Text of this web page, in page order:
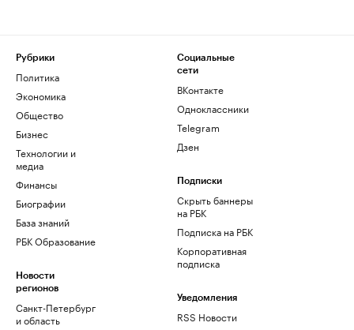
Рубрики
Политика
Экономика
Общество
Бизнес
Технологии и
медиа
Финансы
Биографии
База знаний
РБК Образование
Новости
регионов
Санкт-Петербург
и область
Социальные
сети
ВКонтакте
Одноклассники
Telegram
Дзен
Подписки
Скрыть баннеры
на РБК
Подписка на РБК
Корпоративная
подписка
Уведомления
RSS Новости